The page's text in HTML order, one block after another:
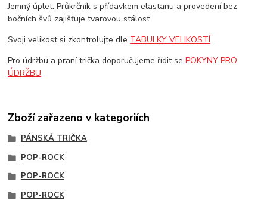
Jemný úplet. Průkrčník s přídavkem elastanu a provedení bez
bočních švů zajišťuje tvarovou stálost.
Svoji velikost si zkontrolujte dle TABULKY VELIKOSTÍ
Pro údržbu a praní trička doporučujeme řídit sePOKYNY PRO
ÚDRŽBU
Zboží zařazeno v kategoriích
PÁNSKÁ TRIČKA
POP-ROCK
POP-ROCK
POP-ROCK